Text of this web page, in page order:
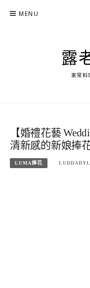
MENU
露
家常料
【婚禮花藝
清新感的新娘捧
LUMA捧花